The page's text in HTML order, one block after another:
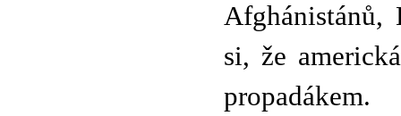
si, že